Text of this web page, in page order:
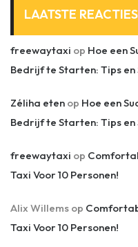
LAATSTE REACTIES
freewaytaxi op Hoe een
Bedrijf te Starten: Tips en
Zéliha eten op Hoe een
Bedrijf te Starten: Tips en
freewaytaxi op
Taxi Voor 10 Personen!
Alix Willems op
Taxi Voor 10 Personen!